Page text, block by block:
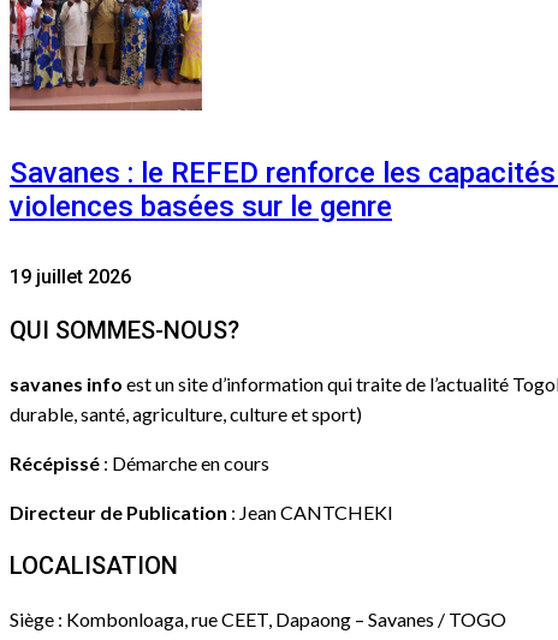
Savanes : le REFED renforce les
violences basées sur le genre
19 juillet 2026
QUI SOMMES-NOUS?
savanes info est un site d’information qui traite de l’actualité
durable, santé, agriculture, culture et sport)
Récépissé : Démarche en cours
Directeur de Publication : Jean CANTCHEKI
LOCALISATION
Siège : Kombonloaga, rue CEET, Dapaong – Savanes / TOGO